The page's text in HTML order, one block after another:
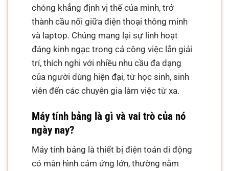
chóng khẳng định vị thế của mình, trở
thành cầu nối giữa điện thoại thông minh
và laptop. Chúng mang lại sự linh hoạt
đáng kinh ngạc trong cả công việc lẫn giải
trí, thích nghi với nhiều nhu cầu đa dạng
của người dùng hiện đại, từ học sinh, sinh
viên đến các chuyên gia làm việc từ xa.
Máy tính bảng là gì và vai trò của nó
ngày nay?
Máy tính bảng là thiết bị điện toán di động
có màn hình cảm ứng lớn, thường nằm